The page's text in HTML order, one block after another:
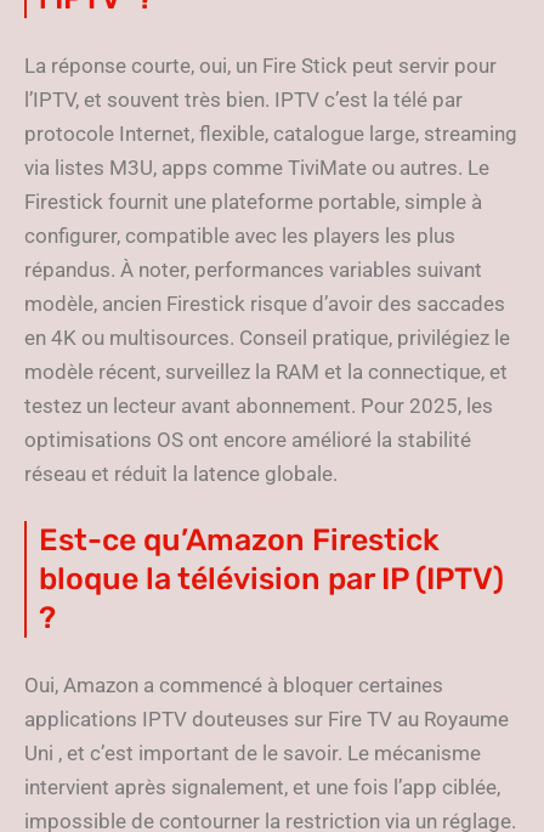
La réponse courte, oui, un Fire Stick peut servir pour
l’IPTV, et souvent très bien. IPTV c’est la télé par
protocole Internet, flexible, catalogue large, streaming
via listes M3U, apps comme TiviMate ou autres. Le
Firestick fournit une plateforme portable, simple à
configurer, compatible avec les players les plus
répandus. À noter, performances variables suivant
modèle, ancien Firestick risque d’avoir des saccades
en 4K ou multisources. Conseil pratique, privilégiez le
modèle récent, surveillez la RAM et la connectique, et
testez un lecteur avant abonnement. Pour 2025, les
optimisations OS ont encore amélioré la stabilité
réseau et réduit la latence globale.
Est-ce qu’Amazon Firestick
bloque la télévision par IP (IPTV)
?
Oui, Amazon a commencé à bloquer certaines
applications IPTV douteuses sur Fire TV au Royaume
Uni , et c’est important de le savoir. Le mécanisme
intervient après signalement, et une fois l’app ciblée,
impossible de contourner la restriction via un réglage.